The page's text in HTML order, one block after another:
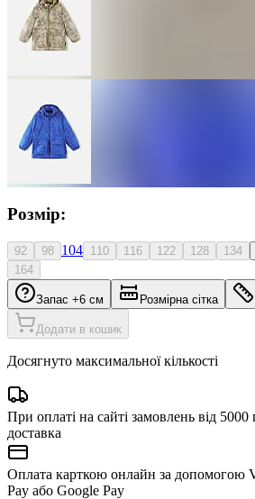
Розмір:
92 98 104 110 116 122 128 134
164
Запас +6 см Розмірна сітка
Додати в кошик
Досягнуто максимальної кількості
При оплаті на сайті замовлень від
доставка
Оплата карткою онлайн за допомогою
Pay або Google Pay